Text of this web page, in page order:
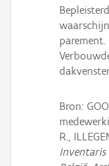
parement.
Bron:
R.,